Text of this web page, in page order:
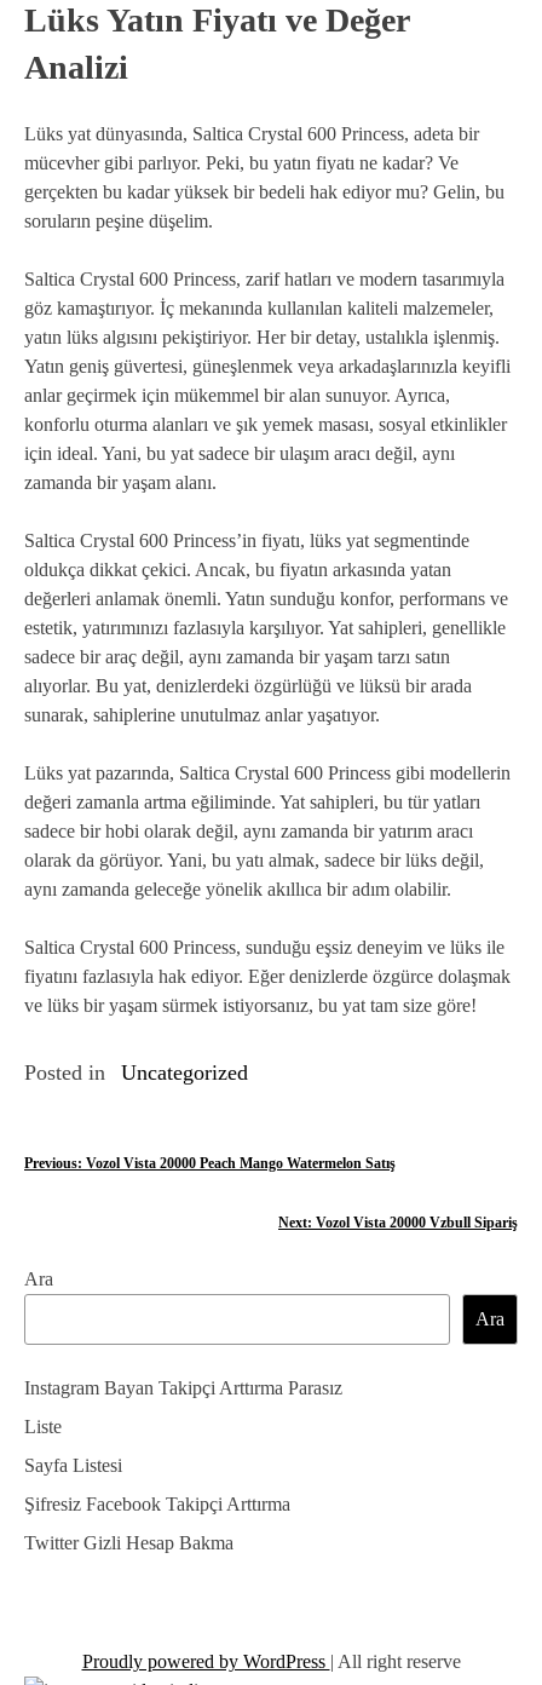
Lüks Yatın Fiyatı ve Değer
Analizi
Lüks yat dünyasında, Saltica Crystal 600 Princess, adeta bir
mücevher gibi parlıyor. Peki, bu yatın fiyatı ne kadar? Ve
gerçekten bu kadar yüksek bir bedeli hak ediyor mu? Gelin, bu
soruların peşine düşelim.
Saltica Crystal 600 Princess, zarif hatları ve modern tasarımıyla
göz kamaştırıyor. İç mekanında kullanılan kaliteli malzemeler,
yatın lüks algısını pekiştiriyor. Her bir detay, ustalıkla işlenmiş.
Yatın geniş güvertesi, güneşlenmek veya arkadaşlarınızla keyifli
anlar geçirmek için mükemmel bir alan sunuyor. Ayrıca,
konforlu oturma alanları ve şık yemek masası, sosyal etkinlikler
için ideal. Yani, bu yat sadece bir ulaşım aracı değil, aynı
zamanda bir yaşam alanı.
Saltica Crystal 600 Princess’in fiyatı, lüks yat segmentinde
oldukça dikkat çekici. Ancak, bu fiyatın arkasında yatan
değerleri anlamak önemli. Yatın sunduğu konfor, performans ve
estetik, yatırımınızı fazlasıyla karşılıyor. Yat sahipleri, genellikle
sadece bir araç değil, aynı zamanda bir yaşam tarzı satın
alıyorlar. Bu yat, denizlerdeki özgürlüğü ve lüksü bir arada
sunarak, sahiplerine unutulmaz anlar yaşatıyor.
Lüks yat pazarında, Saltica Crystal 600 Princess gibi modellerin
değeri zamanla artma eğiliminde. Yat sahipleri, bu tür yatları
sadece bir hobi olarak değil, aynı zamanda bir yatırım aracı
olarak da görüyor. Yani, bu yatı almak, sadece bir lüks değil,
aynı zamanda geleceğe yönelik akıllıca bir adım olabilir.
Saltica Crystal 600 Princess, sunduğu eşsiz deneyim ve lüks ile
fiyatını fazlasıyla hak ediyor. Eğer denizlerde özgürce dolaşmak
ve lüks bir yaşam sürmek istiyorsanız, bu yat tam size göre!
Posted in Uncategorized
Y
ı
g
e
z
i
n
m
Previous: Vozol Vista 20000 Peach Mango Watermelon Satış
Next: Vozol Vista 20000 Vzbull Sipariş
Ara
Ara
Instagram Bayan Takipçi Arttırma Parasız
Liste
Sayfa Listesi
Şifresiz Facebook Takipçi Arttırma
Twitter Gizli Hesap Bakma
Proudly powered by WordPress | All right reserve